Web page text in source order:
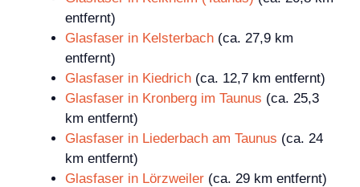
entfernt)
Glasfaser in Kelsterbach (ca. 27,9 km
entfernt)
Glasfaser in Kiedrich (ca. 12,7 km entfernt)
Glasfaser in Kronberg im Taunus (ca. 25,3
km entfernt)
Glasfaser in Liederbach am Taunus (ca. 24
km entfernt)
Glasfaser in Lörzweiler (ca. 29 km entfernt)